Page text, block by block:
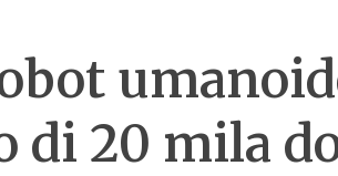
di 20 mila